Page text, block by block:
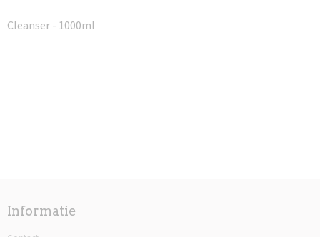
Cleanser - 1000ml
Informatie